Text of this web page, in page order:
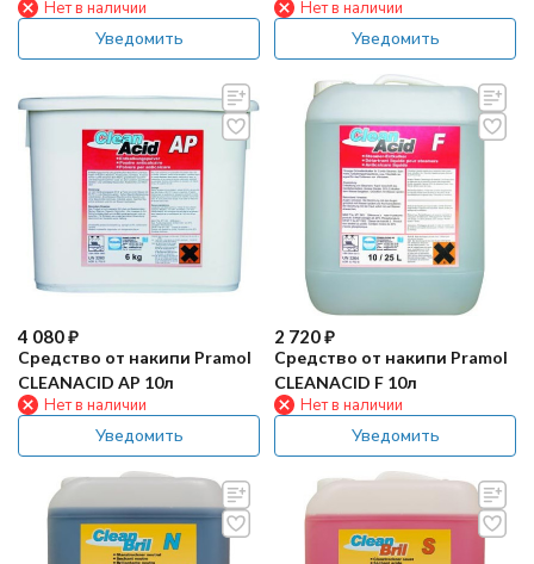
ALKAFOAM 10л
Нет в наличии
Уведомить
Нет в наличии
Уведомить
4 080₽
Средство от накипи Pramol
CLEANACID AP 10л
Нет в наличии
Уведомить
2 720₽
Средство от накипи Pramol
CLEANACID F 10л
Нет в наличии
Уведомить